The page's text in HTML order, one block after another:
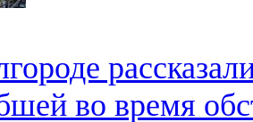
во время